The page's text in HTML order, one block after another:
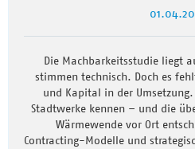
Die Machbarkeitsstudie liegt
stimmen technisch. Doch es
und Kapital in der
Stadtwerke kennen – und die
Wärmewende vor Ort
Contracting-Modelle und